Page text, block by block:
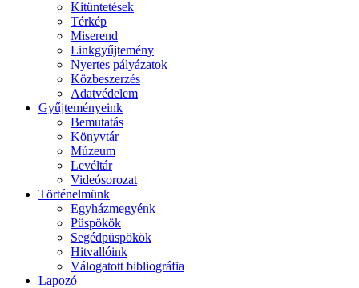
Kitüntetések
Térkép
Miserend
Linkgyűjtemény
Nyertes pályázatok
Közbeszerzés
Adatvédelem
Gyűjteményeink
Bemutatás
Könyvtár
Múzeum
Levéltár
Videósorozat
Történelmünk
Egyházmegyénk
Püspökök
Segédpüspökök
Hitvallóink
Válogatott bibliográfia
Lapozó